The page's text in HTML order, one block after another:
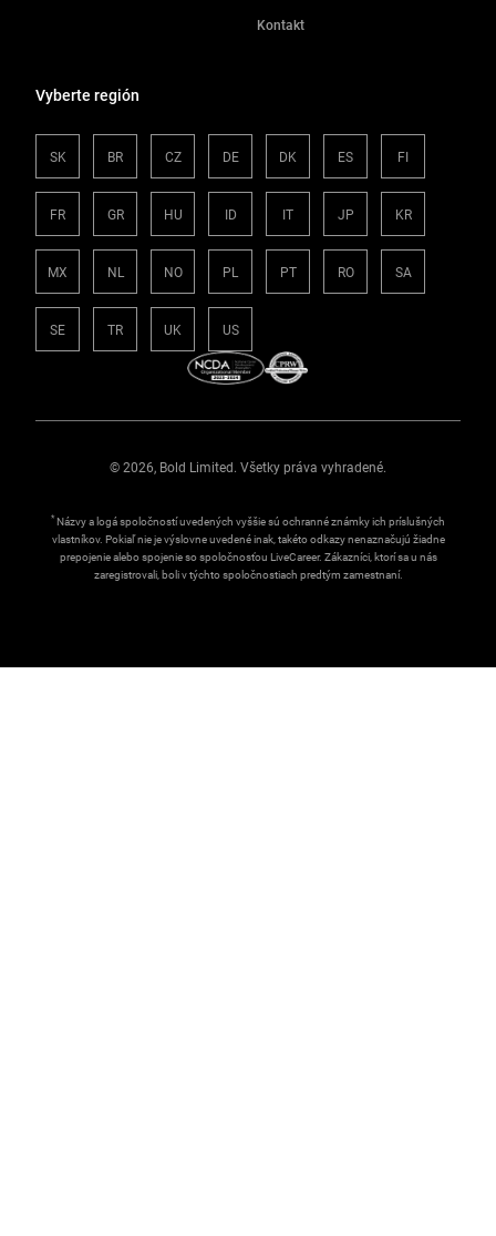
Kontakt
Vyberte región
SK BR CZ DE DK ES FI
FR GR HU ID IT JP KR
MX NL NO PL PT RO SA
SE TR UK US
© 2026, Bold Limited. Všetky práva vyhradené.
* Názvy a logá spoločností uvedených vyššie sú ochranné známky ich príslušných
vlastníkov. Pokiaľ nie je výslovne uvedené inak, takéto odkazy nenaznačujú žiadne
prepojenie alebo spojenie so spoločnosťou LiveCareer. Zákazníci, ktorí sa u nás
zaregistrovali, boli v týchto spoločnostiach predtým zamestnaní.